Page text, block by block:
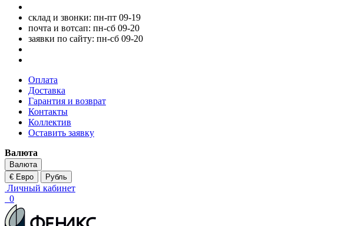
склад и звонки: пн-пт 09-19
почта и вотсап: пн-сб 09-20
заявки по сайту: пн-сб 09-20
Оплата
Доставка
Гарантия и возврат
Контакты
Коллектив
Оставить заявку
Валюта
Валюта
€ Евро
Рубль
Личный кабинет
0